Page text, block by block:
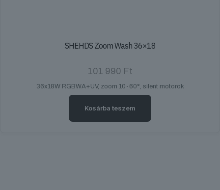
SHEHDS Zoom Wash 36×18
101 990 Ft
36x18W RGBWA+UV, zoom 10-60°, silent motorok
Kosárba teszem